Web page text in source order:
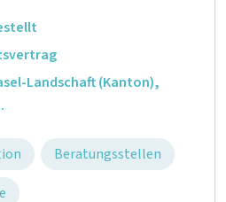
Landschaft (Kanton),
Beratungsstellen